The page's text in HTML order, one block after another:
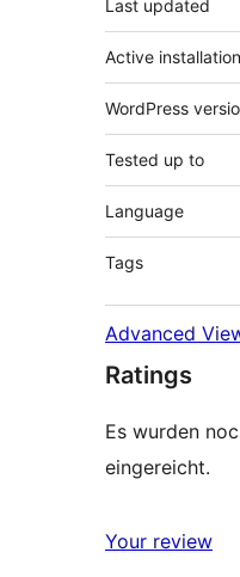
Last updated
Active
WordPress
Tested up to
Language
Tags
Advanced
Ratings
Es wurden
eingereicht.
Your review